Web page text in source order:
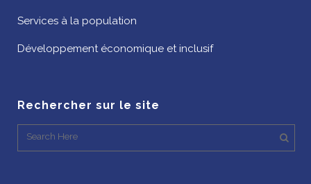
Services à la population
Développement économique et inclusif
Rechercher sur le site